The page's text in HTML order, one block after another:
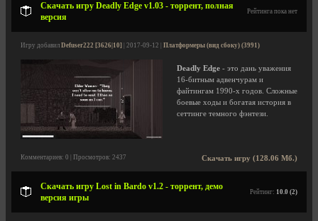
Скачать игру Deadly Edge v1.03 - торрент, полная
версия
Рейтинга пока нет
Игру добавил Defuser222 [3626|10] | 2017-09-12 | Платформеры (вид сбоку) (3991)
Deadly Edge - это дань уважения
16-битным адвенчурам и
файтингам 1990-х годов. Сложные
боевые ходы и богатая история в
сеттинге темного фэнтези.
Скачать игру (128.06 Мб.)
Комментариев: 0 | Просмотров: 2437
Скачать игру Lost in Bardo v1.2 - торрент, демо
версия игры
Рейтинг: 10.0 (2)